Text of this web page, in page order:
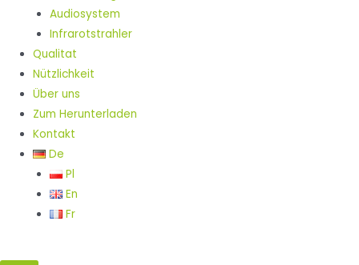
Audiosystem
Infrarotstrahler
Qualitat
Nützlichkeit
Über uns
Zum Herunterladen
Kontakt
De
Pl
En
Fr